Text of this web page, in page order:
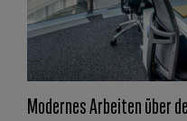
Modernes Arbeiten über